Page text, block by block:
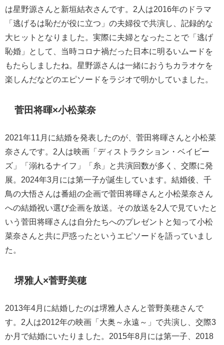
は星野源さんと新垣結衣さんです。2人は2016年のドラマ
「逃げるは恥だが役に立つ」の夫婦役で共演し、記録的な
大ヒットとなりました。実際に夫婦となったことで「逃げ
恥婚」として、当時コロナ禍だった日本に明るいムードを
もたらしましたね。星野源さんは一緒におうちカラオケを
楽しんだなどのエピソードをラジオで明かしていました。
菅田将暉×小松菜奈
2021年11月に結婚を発表したのが、菅田将暉さんと小松菜
奈さんです。2人は映画「ディストラクション・ベイビー
ズ」「溺れるナイフ」「糸」と共演回数が多く、交際に発
展。2024年3月には第一子が誕生しています。結婚後、千
鳥の大悟さんは番組の企画で菅田将暉さんと小松菜奈さん
への結婚祝い選び企画を放送。その放送を2人で見ていたと
いう菅田将暉さんは自分たちへのプレゼントと知って小松
菜奈さんと共に戸惑ったというエピソードを語っていまし
た。
堺雅人×菅野美穂
2013年4月に結婚したのは堺雅人さんと菅野美穂さんで
す。2人は2012年の映画「大奥～永遠～」で共演し、交際3
か月で結婚にいたりました。2015年8月には第一子、2018